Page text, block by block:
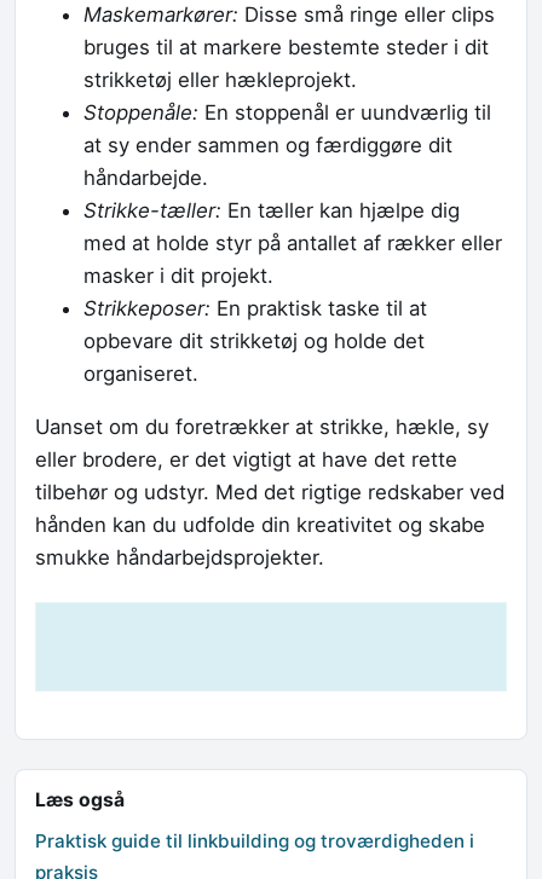
Maskemarkører: Disse små ringe eller clips
bruges til at markere bestemte steder i dit
strikketøj eller hækleprojekt.
Stoppenåle: En stoppenål er uundværlig til
at sy ender sammen og færdiggøre dit
håndarbejde.
Strikke-tæller: En tæller kan hjælpe dig
med at holde styr på antallet af rækker eller
masker i dit projekt.
Strikkeposer: En praktisk taske til at
opbevare dit strikketøj og holde det
organiseret.
Uanset om du foretrækker at strikke, hækle, sy
eller brodere, er det vigtigt at have det rette
tilbehør og udstyr. Med det rigtige redskaber ved
hånden kan du udfolde din kreativitet og skabe
smukke håndarbejdsprojekter.
Læs også
Praktisk guide til linkbuilding og troværdigheden i
praksis